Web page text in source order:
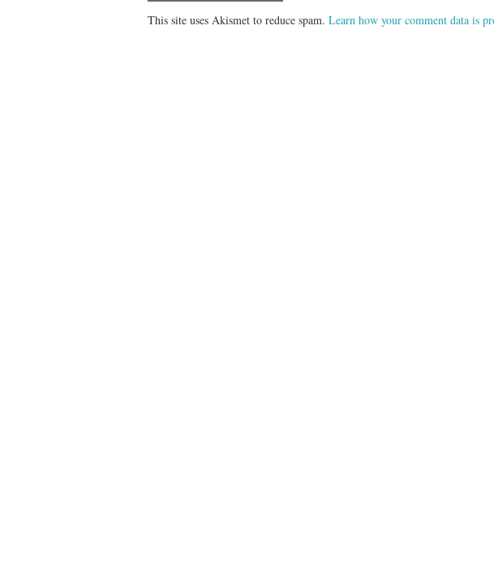
This site uses Akismet to reduce spam. Learn how your comment data is